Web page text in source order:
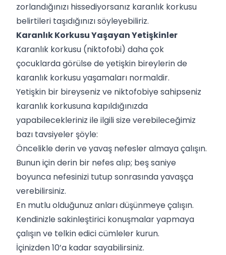
zorlandığınızı hissediyorsanız karanlık korkusu
belirtileri taşıdığınızı söyleyebiliriz.
Karanlık Korkusu Yaşayan Yetişkinler
Karanlık korkusu (niktofobi) daha çok
çocuklarda görülse de yetişkin bireylerin de
karanlık korkusu yaşamaları normaldir.
Yetişkin bir bireyseniz ve niktofobiye sahipseniz
karanlık korkusuna kapıldığınızda
yapabilecekleriniz ile ilgili size verebileceğimiz
bazı tavsiyeler şöyle:
Öncelikle derin ve yavaş nefesler almaya çalışın.
Bunun için derin bir nefes alıp; beş saniye
boyunca nefesinizi tutup sonrasında yavaşça
verebilirsiniz.
En mutlu olduğunuz anları düşünmeye çalışın.
Kendinizle sakinleştirici konuşmalar yapmaya
çalışın ve telkin edici cümleler kurun.
İçinizden 10’a kadar sayabilirsiniz.